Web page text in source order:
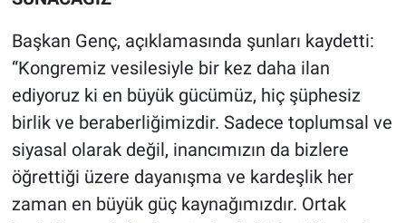
Başkan Genç, açıklamasında şunları kaydetti:
“Kongremiz vesilesiyle bir kez daha ilan
ediyoruz ki en büyük gücümüz, hiç şüphesiz
birlik ve beraberliğimizdir. Sadece toplumsal ve
siyasal olarak değil, inancımızın da bizlere
öğrettiği üzere dayanışma ve kardeşlik her
zaman en büyük güç kaynağımızdır. Ortak